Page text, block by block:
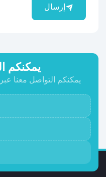
إرسال
يمكنكم
يمكنكم التواصل معنا